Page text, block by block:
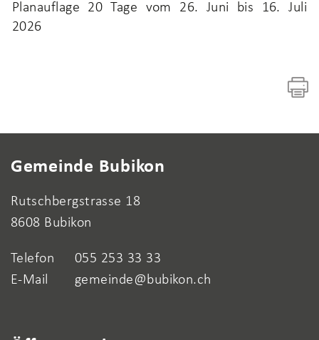
Planauflage 20 Tage vom 26. Juni bis 16. Juli
2026
Gemeinde Bubikon
Rutschbergstrasse 18
8608 Bubikon
Telefon
055 253 33 33
E-Mail
gemeinde@bubikon.ch